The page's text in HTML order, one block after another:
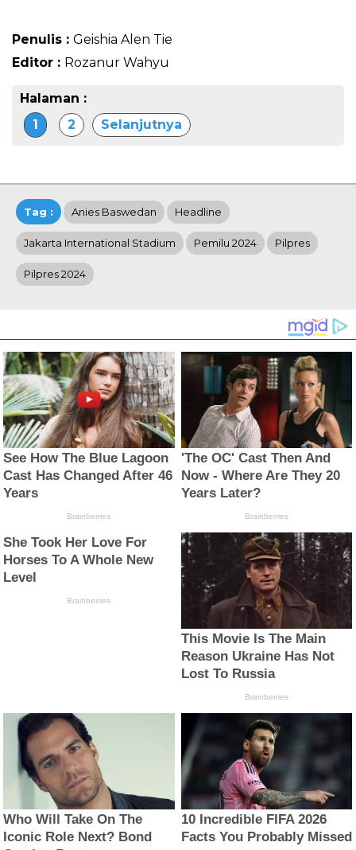
Penulis : Geishia Alen Tie
Editor : Rozanur Wahyu
Halaman :
1
2 Selanjutnya
Tag : Anies Baswedan Headline
Jakarta International Stadium Pemilu 2024 Pilpres
Pilpres 2024